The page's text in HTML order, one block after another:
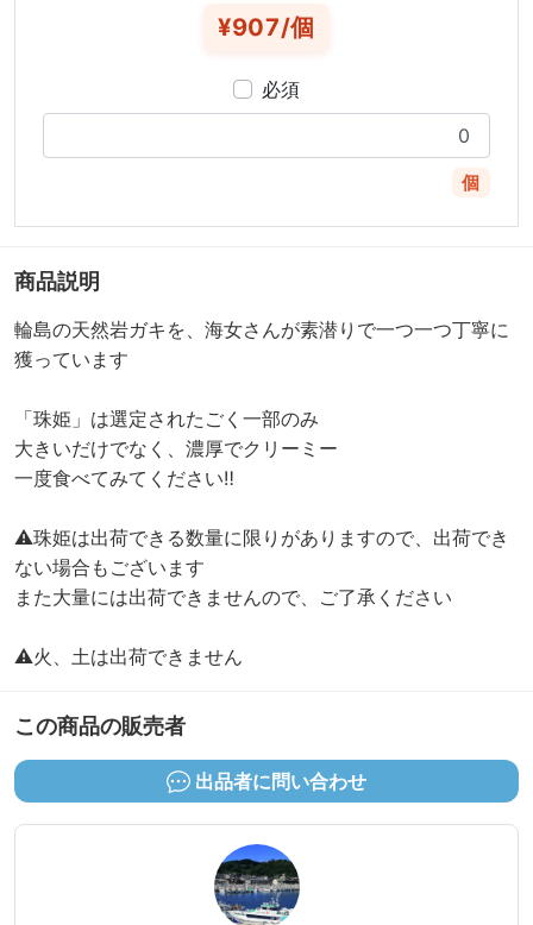
¥907/個
必須
個
商品説明
輪島の天然岩ガキを、海女さんが素潜りで一つ一つ丁寧に
獲っています
「珠姫」は選定されたごく一部のみ
大きいだけでなく、濃厚でクリーミー
一度食べてみてください‼️
⚠️珠姫は出荷できる数量に限りがありますので、出荷でき
ない場合もございます
また大量には出荷できませんので、ご了承ください
⚠️火、土は出荷できません
この商品の販売者
出品者に問い合わせ